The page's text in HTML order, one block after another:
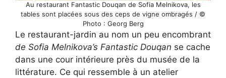
Au restaurant Fantastic Douqan de Sofia Melnikova, les
tables sont placées sous des ceps de vigne ombragés / ©
Photo : Georg Berg
Le restaurant-jardin au nom un peu encombrant
de Sofia Melnikova’s Fantastic Douqan se cache
dans une cour intérieure près du musée de la
littérature. Ce qui ressemble à un atelier